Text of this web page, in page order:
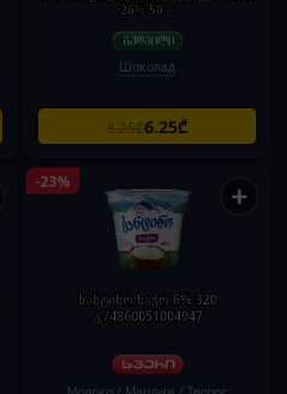
26% 50 გ
Шоколад
8.25₾6.25₾
-23% +
სანტინო ხაჭო 6% 320
გ./4860051004947